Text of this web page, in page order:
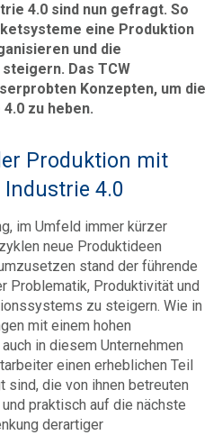
4.0 sind nun gefragt. So
eine Produktion
und die
Das TCW
Konzepten, um die
zu heben.
Produktion mit
4.0
im Umfeld immer kürzer
neue Produktideen
stand der führende
Problematik, Produktivität und
zu steigern. Wie in
mit einem hohen
in diesem Unternehmen
einen erheblichen Teil
die von ihnen betreuten
praktisch auf die nächste
derartiger